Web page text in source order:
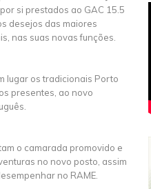
si prestados ao GAC 15.5
desejos das maiores
nas suas novas funções.
lugar os tradicionais Porto
presentes, ao novo
o camarada promovido e
no novo posto, assim
no RAME.